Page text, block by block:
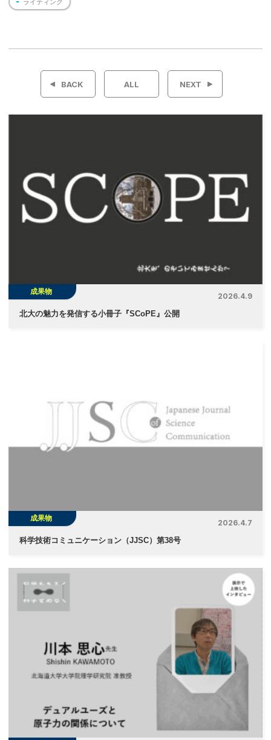
ライティング
投
ー
シ
ョ
BACK ALL NEXT
成果物
2026.4.9
北大の魅力を発信する小冊子『SCoPE』公開
成果物
2026.4.7
科学技術コミュニケーション（JJSC）第38号